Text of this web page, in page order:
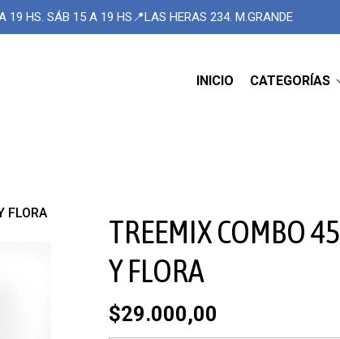
19 HS. SÁB 15 A 19 HS📍LAS HERAS 234. M.GRANDE
INICIO CATEGORÍAS
FLORA
TREEMIX COMBO
Y FLORA
$29.000,00